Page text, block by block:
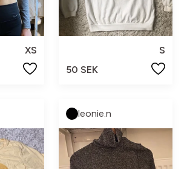
XS
S
50 SEK
leonie.n